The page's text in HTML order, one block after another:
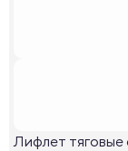
Лифлет тяговые